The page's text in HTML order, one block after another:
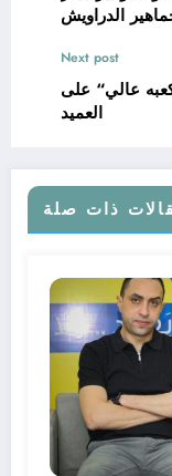
الدراويش
Next post
عالي“ على
العميد
ذات صلة